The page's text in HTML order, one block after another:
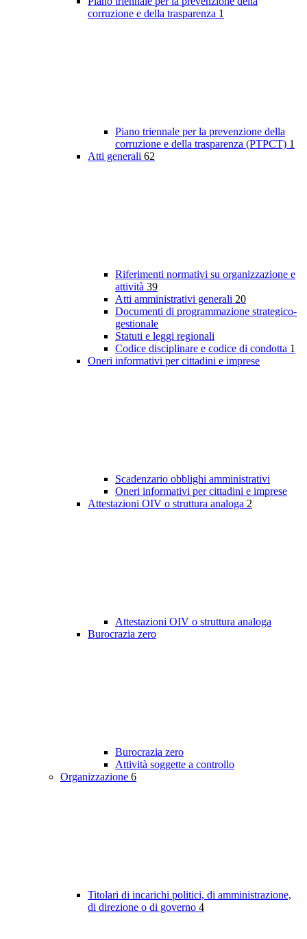
corruzione e della trasparenza 1
Piano triennale per la prevenzione della
corruzione e della trasparenza (PTPCT) 1
Atti generali 62
Riferimenti normativi su organizzazione e
attività 39
Atti amministrativi generali 20
Documenti di programmazione strategico-
gestionale
Statuti e leggi regionali
Codice disciplinare e codice di condotta 1
Oneri informativi per cittadini e imprese
Scadenzario obblighi amministrativi
Oneri informativi per cittadini e imprese
Attestazioni OIV o struttura analoga 2
Attestazioni OIV o struttura analoga
Burocrazia zero
Burocrazia zero
Attività soggette a controllo
Organizzazione 6
Titolari di incarichi politici, di amministrazione,
di direzione o di governo 4